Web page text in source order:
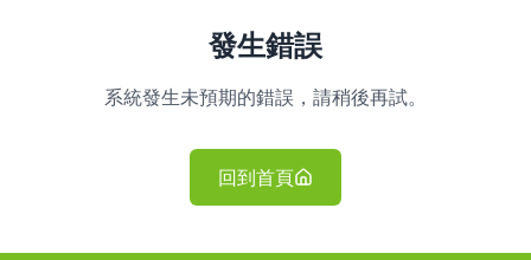
發生錯誤
系統發生未預期的錯誤，請稍後再試。
回到首頁